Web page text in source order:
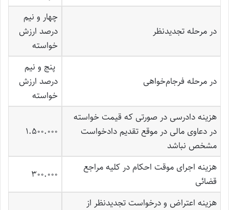
در مرحله تجدیدنظر
چهار و نیم
درصد ارزش
خواسته
در مرحله فرجام‌خواهی
پنج و نیم
درصد ارزش
خواسته
هزینه دادرسی در صورتی که قیمت خواسته
در دعاوی مالی در موقع تقدیم دادخواست
مشخص نباشد
1.500.000
هزینه اجرای موقت احکام در کلیه مراجع
قضائی
300.000
هزینه اعتراض و درخواست تجدیدنظر از